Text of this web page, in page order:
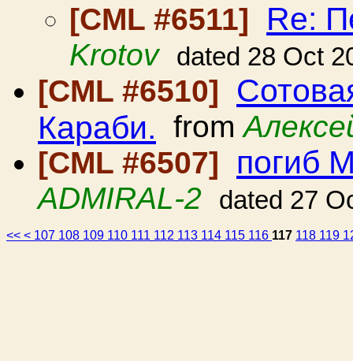
[CML #6511] Re:
Krotov dated 28 Oct
[CML #6510]
Караби. from
[CML #6507]
погиб
ADMIRAL-2 dated 27
<< < 107 108 109 110 111 112 113 114 115 116 117 118 119